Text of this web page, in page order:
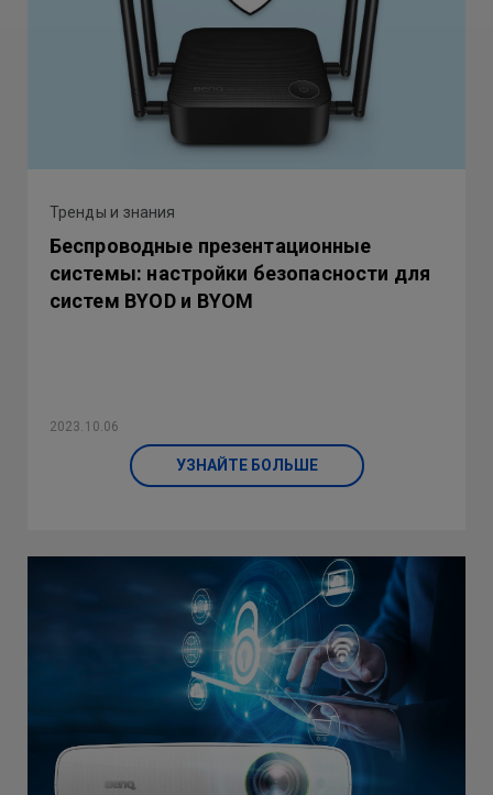
Тренды и знания
Беспроводные презентационные
системы: настройки безопасности для
систем BYOD и BYOM
2023.10.06
УЗНАЙТЕ БОЛЬШЕ